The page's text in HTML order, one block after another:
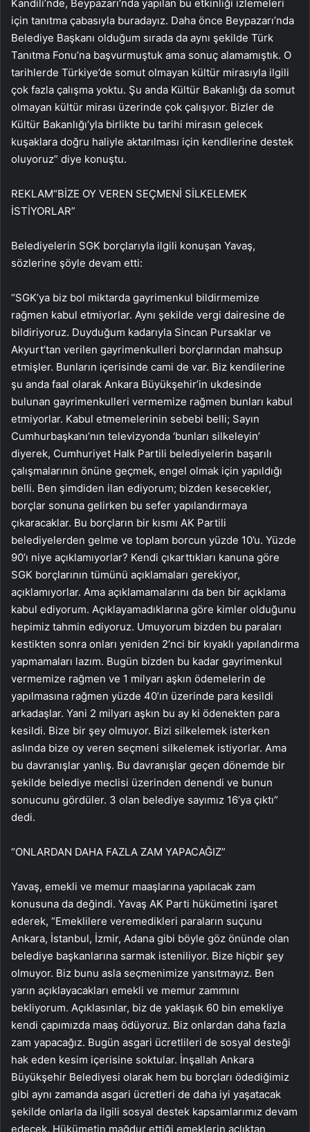
Kandili’nde, Beypazarı’nda yapılan bu etkinliği izlemeleri
için tanıtma çabasıyla buradayız. Daha önce Beypazarı’nda
Belediye Başkanı olduğum sırada da aynı şekilde Türk
Tanıtma Fonu’na başvurmuştuk ama sonuç alamamıştık. O
tarihlerde Türkiye’de somut olmayan kültür mirasıyla ilgili
çok fazla çalışma yoktu. Şu anda Kültür Bakanlığı da somut
olmayan kültür mirası üzerinde çok çalışıyor. Bizler de
Kültür Bakanlığı’yla birlikte bu tarihi mirasın gelecek
kuşaklara doğru haliyle aktarılması için kendilerine destek
oluyoruz” diye konuştu.
REKLAM“BİZE OY VEREN SEÇMENİ SİLKELEMEK
İSTİYORLAR”
Belediyelerin SGK borçlarıyla ilgili konuşan Yavaş,
sözlerine şöyle devam etti:
“SGK’ya biz bol miktarda gayrimenkul bildirmemize
rağmen kabul etmiyorlar. Aynı şekilde vergi dairesine de
bildiriyoruz. Duyduğum kadarıyla Sincan Pursaklar ve
Akyurt’tan verilen gayrimenkulleri borçlarından mahsup
etmişler. Bunların içerisinde cami de var. Biz kendilerine
şu anda faal olarak Ankara Büyükşehir’in ukdesinde
bulunan gayrimenkulleri vermemize rağmen bunları kabul
etmiyorlar. Kabul etmemelerinin sebebi belli; Sayın
Cumhurbaşkanı’nın televizyonda ‘bunları silkeleyin’
diyerek, Cumhuriyet Halk Partili belediyelerin başarılı
çalışmalarının önüne geçmek, engel olmak için yapıldığı
belli. Ben şimdiden ilan ediyorum; bizden kesecekler,
borçlar sonuna gelirken bu sefer yapılandırmaya
çıkaracaklar. Bu borçların bir kısmı AK Partili
belediyelerden gelme ve toplam borcun yüzde 10’u. Yüzde
90’ı niye açıklamıyorlar? Kendi çıkarttıkları kanuna göre
SGK borçlarının tümünü açıklamaları gerekiyor,
açıklamıyorlar. Ama açıklamamalarını da ben bir açıklama
kabul ediyorum. Açıklayamadıklarına göre kimler olduğunu
hepimiz tahmin ediyoruz. Umuyorum bizden bu paraları
kestikten sonra onları yeniden 2’nci bir kıyaklı yapılandırma
yapmamaları lazım. Bugün bizden bu kadar gayrimenkul
vermemize rağmen ve 1 milyarı aşkın ödemelerin de
yapılmasına rağmen yüzde 40’ın üzerinde para kesildi
arkadaşlar. Yani 2 milyarı aşkın bu ay ki ödenekten para
kesildi. Bize bir şey olmuyor. Bizi silkelemek isterken
aslında bize oy veren seçmeni silkelemek istiyorlar. Ama
bu davranışlar yanlış. Bu davranışlar geçen dönemde bir
şekilde belediye meclisi üzerinden denendi ve bunun
sonucunu gördüler. 3 olan belediye sayımız 16’ya çıktı”
dedi.
“ONLARDAN DAHA FAZLA ZAM YAPACAĞIZ”
Yavaş, emekli ve memur maaşlarına yapılacak zam
konusuna da değindi. Yavaş AK Parti hükümetini işaret
ederek, “Emeklilere veremedikleri paraların suçunu
Ankara, İstanbul, İzmir, Adana gibi böyle göz önünde olan
belediye başkanlarına sarmak isteniliyor. Bize hiçbir şey
olmuyor. Biz bunu asla seçmenimize yansıtmayız. Ben
yarın açıklayacakları emekli ve memur zammını
bekliyorum. Açıklasınlar, biz de yaklaşık 60 bin emekliye
kendi çapımızda maaş ödüyoruz. Biz onlardan daha fazla
zam yapacağız. Bugün asgari ücretlileri de sosyal desteği
hak eden kesim içerisine soktular. İnşallah Ankara
Büyükşehir Belediyesi olarak hem bu borçları ödediğimiz
gibi aynı zamanda asgari ücretleri de daha iyi yaşatacak
şekilde onlarla da ilgili sosyal destek kapsamlarımız devam
edecek. Hükümetin mağdur ettiği emeklerin açlıktan